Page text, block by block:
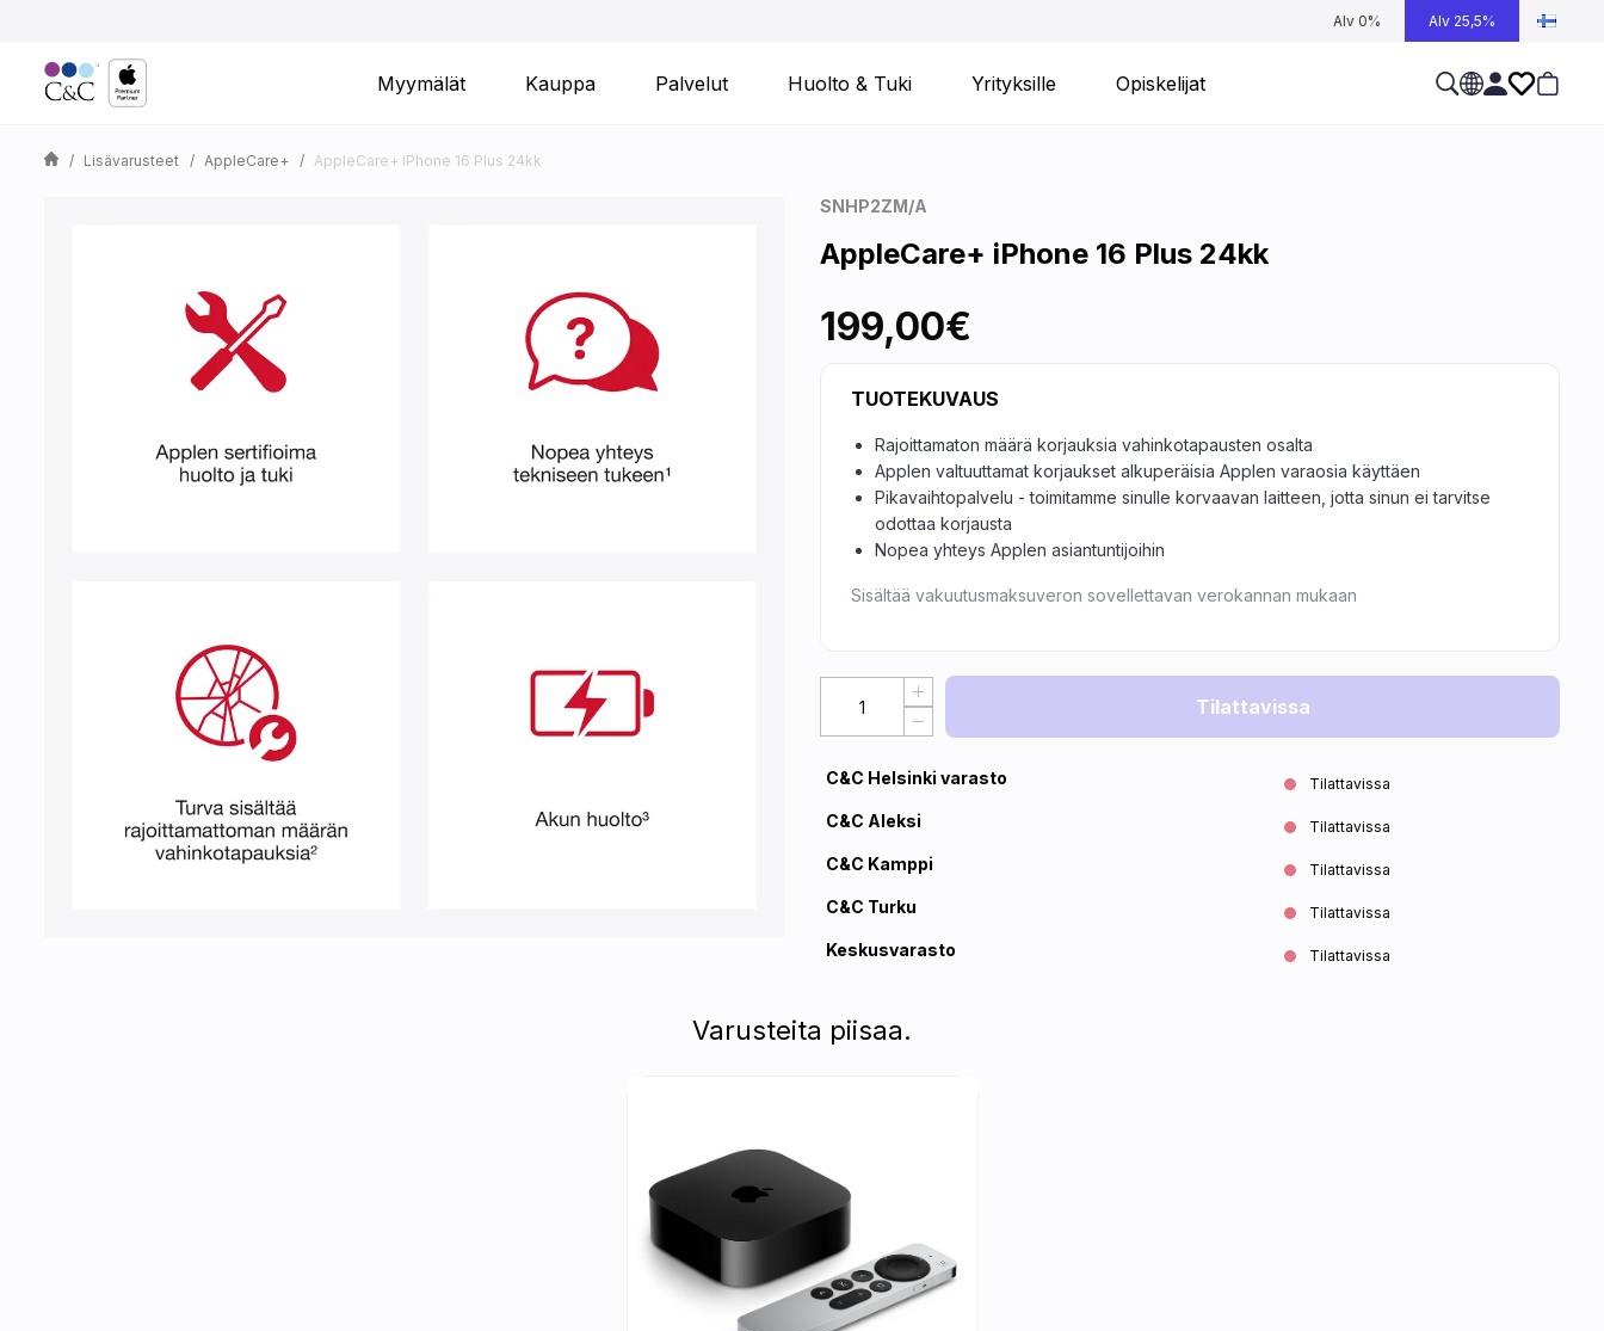
Alv 0% Alv 25,5%
Myymälät Kauppa Palvelut Huolto & Tuki Yrityksille Opiskelijat
Lisävarusteet AppleCare+ AppleCare+ iPhone 16 Plus 24kk
SNHP2ZM/A
AppleCare+ iPhone 16 Plus 24kk
199,00€
TUOTEKUVAUS
Rajoittamaton määrä korjauksia vahinkotapausten osalta
Applen valtuuttamat korjaukset alkuperäisia Applen varaosia käyttäen
Pikavaihtopalvelu - toimitamme sinulle korvaavan laitteen, jotta sinun ei tarvitse
odottaa korjausta
Nopea yhteys Applen asiantuntijoihin
Sisältää vakuutusmaksuveron sovellettavan verokannan mukaan
Tilattavissa
C&C Helsinki varasto Tilattavissa
C&C Aleksi Tilattavissa
C&C Kamppi Tilattavissa
C&C Turku Tilattavissa
Keskusvarasto Tilattavissa
Varusteita piisaa.